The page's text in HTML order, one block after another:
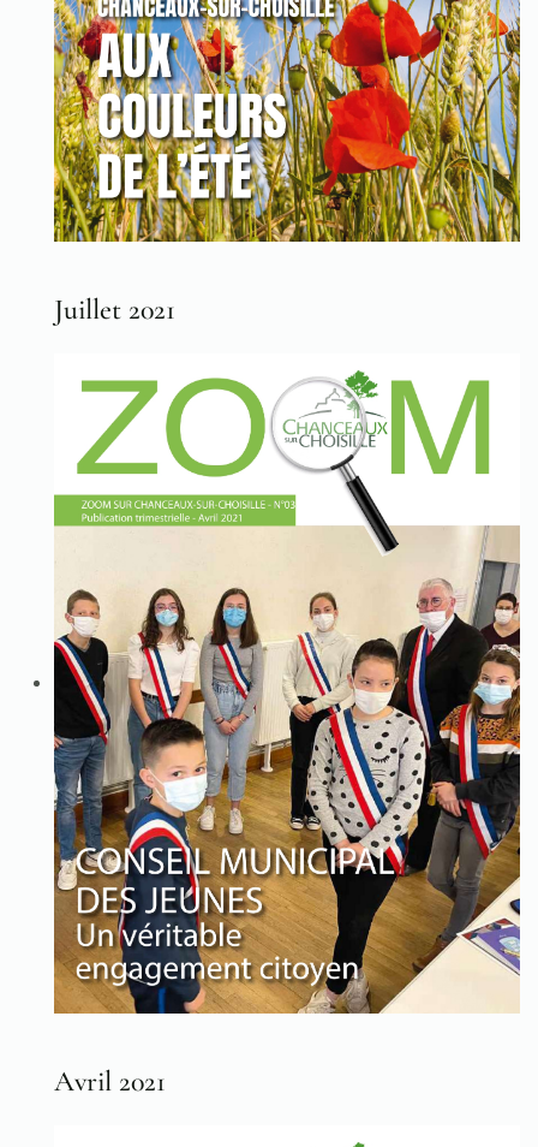
Juillet 2021
Avril 2021